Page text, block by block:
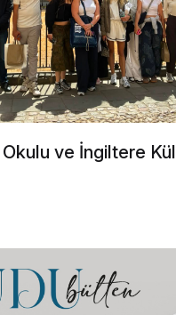
ve İngiltere